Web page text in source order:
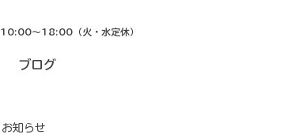
10:00～18:00（火・水定休）
ブログ
お知らせ